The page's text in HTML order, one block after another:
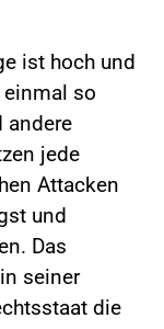
ist hoch und
so
andere
jede
Attacken
und
Das
seiner
die